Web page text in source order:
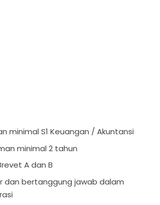
minimal S1 Keuangan / Akuntansi
minimal 2 tahun
A dan B
dan bertanggung jawab dalam